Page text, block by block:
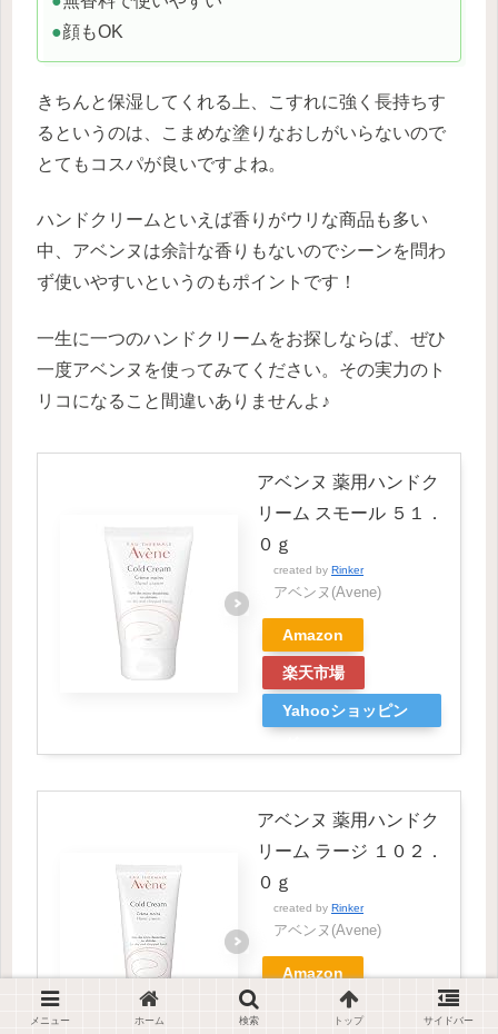
●顔もOK
きちんと保湿してくれる上、こすれに強く長持ちす
るというのは、こまめな塗りなおしがいらないので
とてもコスパが良いですよね。
ハンドクリームといえば香りがウリな商品も多い
中、アベンヌは余計な香りもないのでシーンを問わ
ず使いやすいというのもポイントです！
一生に一つのハンドクリームをお探しならば、ぜひ
一度アベンヌを使ってみてください。その実力のト
リコになること間違いありませんよ♪
アベンヌ 薬用ハンドク
リーム スモール ５１．
０ｇ
created by Rinker
アベンヌ(Avene)
Amazon
楽天市場
Yahooショッピン
アベンヌ 薬用ハンドク
リーム ラージ １０２．
０ｇ
created by Rinker
アベンヌ(Avene)
Amazon
メニュー ホーム 検索 トップ サイドバー